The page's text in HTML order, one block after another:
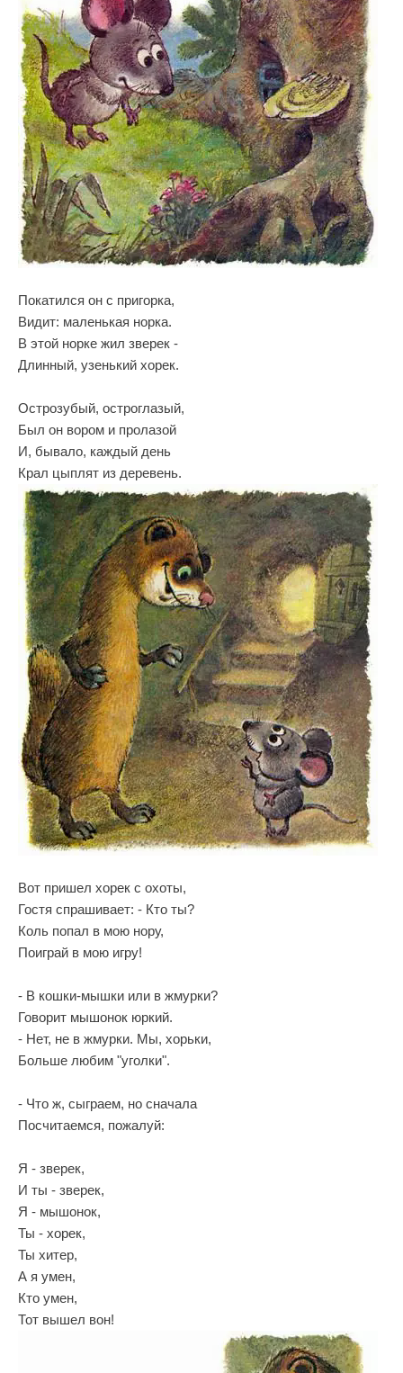
Покатился он с пригорка,
Видит: маленькая норка.
В этой норке жил зверек -
Длинный, узенький хорек.
Острозубый, остроглазый,
Был он вором и пролазой
И, бывало, каждый день
Крал цыплят из деревень.
Вот пришел хорек с охоты,
Гостя спрашивает: - Кто ты?
Коль попал в мою нору,
Поиграй в мою игру!
- В кошки-мышки или в жмурки?
Говорит мышонок юркий.
- Нет, не в жмурки. Мы, хорьки,
Больше любим "уголки".
- Что ж, сыграем, но сначала
Посчитаемся, пожалуй:
Я - зверек,
И ты - зверек,
Я - мышонок,
Ты - хорек,
Ты хитер,
А я умен,
Кто умен,
Тот вышел вон!